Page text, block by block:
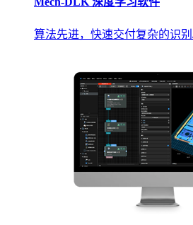
算法先进，快速交付复杂的识别